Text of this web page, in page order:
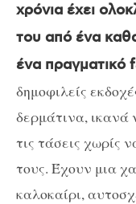
χρόνια έχει
του από ένα
ένα πραγματικό
δημοφιλείς
δερμάτινα, ικανά
τις τάσεις χωρίς
τους. Έχουν μια
καλοκαίρι,